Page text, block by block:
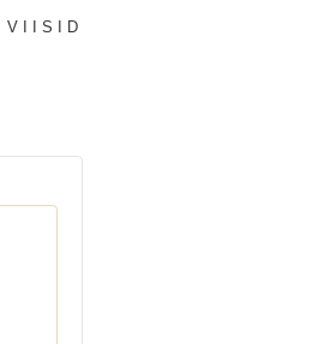
V I I S I D